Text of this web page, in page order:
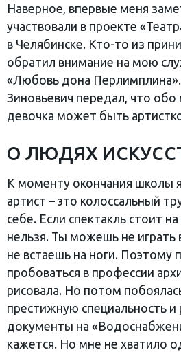
Наверное, впервые меня
участвовали в проекте
в Челябинске. Кто-то из
обратил внимание на мою
«Любовь дона
Зиновьевич передал, что обо
девочка может быть
О ЛЮДЯХ
К моменту окончания школы
артист – это колоссальный
себе. Если спектакль стоит
нельзя. Ты можешь не играть
не встаешь на ноги. Поэтому
пробоваться в профессии
рисовала. Но потом
престижную специальность
документы на
кажется. Но мне не хватило